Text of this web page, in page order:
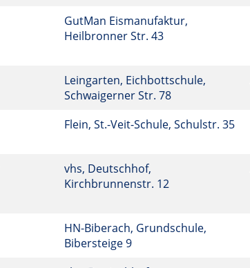
GutMan Eismanufaktur,
Heilbronner Str. 43
Leingarten, Eichbottschule,
Schwaigerner Str. 78
Flein, St.-Veit-Schule, Schulstr. 35
vhs, Deutschhof,
Kirchbrunnenstr. 12
HN-Biberach, Grundschule,
Bibersteige 9